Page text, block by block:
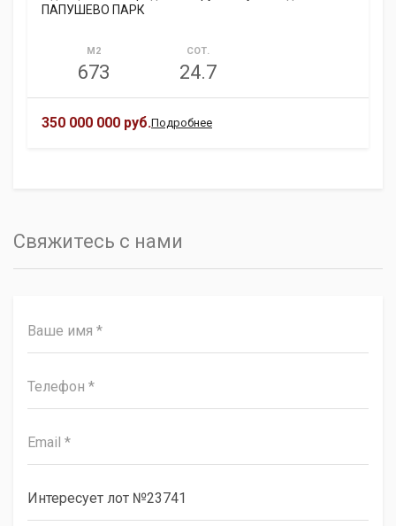
ПАПУШЕВО ПАРК
М2
673
СОТ.
24.7
350 000 000 руб.Подробнее
Свяжитесь с нами